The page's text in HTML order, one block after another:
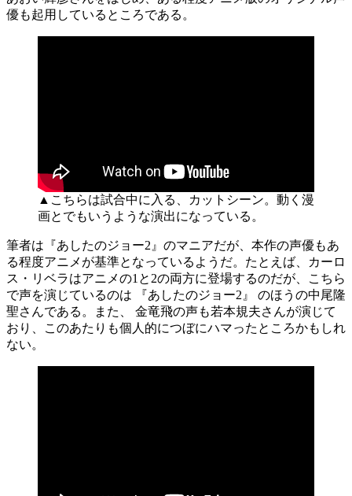
優も起用しているところである。
▲こちらは試合中に入る、カットシーン。動く漫
画とでもいうような演出になっている。
筆者は『あしたのジョー2』のマニアだが、本作の声優もあ
る程度アニメが基準となっているようだ。たとえば、カーロ
ス・リベラはアニメの1と2の両方に登場するのだが、こちら
で声を演じているのは 『あしたのジョー2』 のほうの中尾隆
聖さんである。また、 金竜飛の声も若本規夫さんが演じて
おり、このあたりも個人的につぼにハマったところかもしれ
ない。